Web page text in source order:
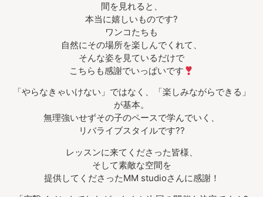
間を見れると、
本当に嬉しいものです?
ワンコたちも
自然にその場所を楽しんでくれて、
そんな姿を見ているだけで
こちらも感謝でいっぱいです
「やらなきゃいけない」ではなく、「楽しみながらできる」
が基本。
無理強いせずその子のペースで学んでいく、
リバライブスタイルです??
レッスンに来てくださった皆様、
そして素敵な空間を
提供してくださったMM studioさんに感謝！